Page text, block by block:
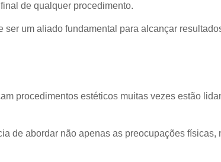
de qualquer procedimento.
um aliado fundamental para alcançar
procedimentos estéticos muitas vezes estão
de abordar não apenas as preocupações físicas,